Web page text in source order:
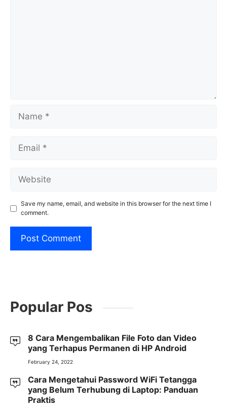
Name
Email
Website
Save my name, email, and website in this browser for the next time I
comment.
Popular Pos
8 Cara Mengembalikan File Foto dan Video
yang Terhapus Permanen di HP Android
February 24, 2022
Cara Mengetahui Password WiFi Tetangga
yang Belum Terhubung di Laptop: Panduan
Praktis